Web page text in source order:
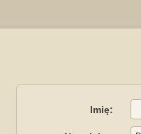
Imię: